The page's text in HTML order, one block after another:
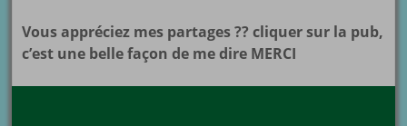
Vous appréciez mes partages ?? cliquer sur la pub,
c’est une belle façon de me dire MERCI